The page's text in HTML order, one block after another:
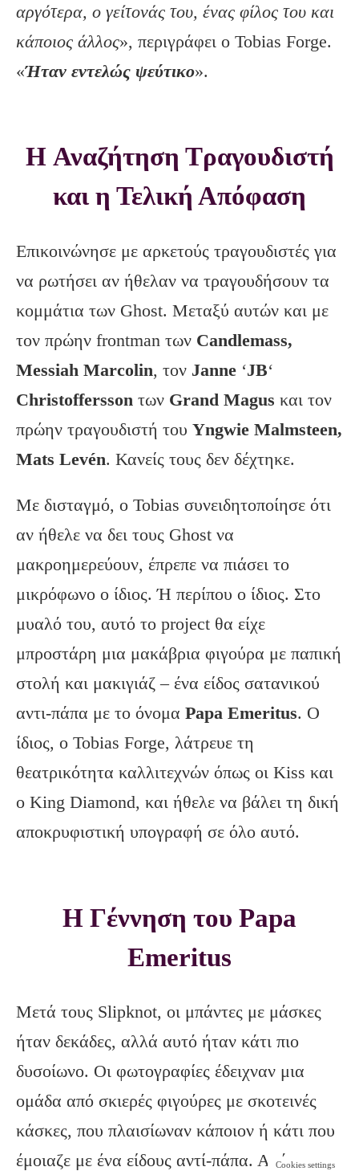
αργότερα, ο γείτονάς του, ένας φίλος του και
κάποιος άλλος», περιγράφει ο Tobias Forge.
«Ήταν εντελώς ψεύτικο».
H Αναζήτηση Τραγουδιστή
και η Τελική Απόφαση
Επικοινώνησε με αρκετούς τραγουδιστές για
να ρωτήσει αν ήθελαν να τραγουδήσουν τα
κομμάτια των Ghost. Mεταξύ αυτών και με
τον πρώην frontman των Candlemass,
Messiah Marcolin, τον Janne ‘JB‘
Christoffersson των Grand Magus και τον
πρώην τραγουδιστή του Yngwie Malmsteen,
Mats Levén. Κανείς τους δεν δέχτηκε.
Με δισταγμό, ο Tobias συνειδητοποίησε ότι
αν ήθελε να δει τους Ghost να
μακροημερεύουν, έπρεπε να πιάσει το
μικρόφωνο ο ίδιος. Ή περίπου ο ίδιος. Στο
μυαλό του, αυτό το project θα είχε
μπροστάρη μια μακάβρια φιγούρα με παπική
στολή και μακιγιάζ – ένα είδος σατανικού
αντι-πάπα με το όνομα Papa Emeritus. Ο
ίδιος, ο Tobias Forge, λάτρευε τη
θεατρικότητα καλλιτεχνών όπως οι Kiss και
ο King Diamond, και ήθελε να βάλει τη δική
αποκρυφιστική υπογραφή σε όλο αυτό.
H Γέννηση του Papa
Emeritus
Μετά τους Slipknot, οι μπάντες με μάσκες
ήταν δεκάδες, αλλά αυτό ήταν κάτι πιο
δυσοίωνο. Οι φωτογραφίες έδειχναν μια
ομάδα από σκιερές φιγούρες με σκοτεινές
κάσκες, που πλαισίωναν κάποιον ή κάτι που
έμοιαζε με ένα είδους αντί-πάπα. Από την
Cookies settings